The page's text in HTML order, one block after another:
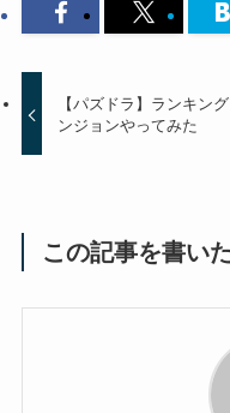
【パズドラ】ランキン
ンジョンやってみた
この記事を書い